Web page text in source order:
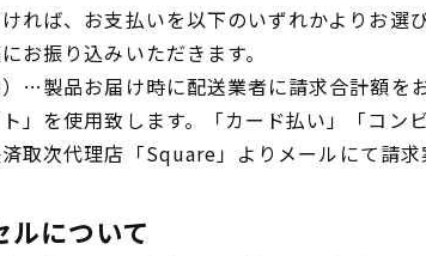
れば、お支払いを以下のいずれかよりお選
お振り込みいただきます。
…製品お届け時に配送業者に請求合計額を
」を使用致します。「カード払い」「コン
取次代理店「Square」よりメールにて請
について